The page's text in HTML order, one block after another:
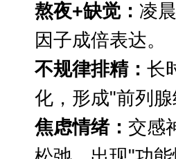
熬夜+缺觉： 凌
因子成倍表达。
不规律排精： 长
化，形成"前列腺
焦虑情绪： 交感